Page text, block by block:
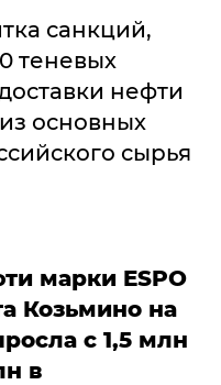
санкций,
теневых
нефти
основных
сырья
марки ESPO
Козьмино на
с 1,5 млн
в